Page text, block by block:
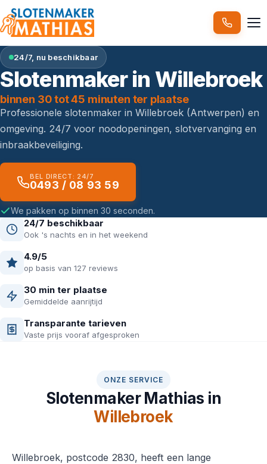
24/7, nu beschikbaar
Slotenmaker in Willebroek
binnen 30 tot 45 minuten ter plaatse
Professionele slotenmaker in Willebroek (Antwerpen) en
omgeving. 24/7 voor noodopeningen, slotvervanging en
inbraakbeveiliging.
BEL DIRECT: 24/7
0493 / 08 93 59
We pakken op binnen 30 seconden.
24/7 beschikbaar
Ook 's nachts en in het weekend
4.9/5
op basis van 127 reviews
30 min ter plaatse
Gemiddelde aanrijtijd
Transparante tarieven
Vaste prijs vooraf afgesproken
ONZE SERVICE
Slotenmaker Mathias in
Willebroek
Willebroek, postcode 2830, heeft een lange